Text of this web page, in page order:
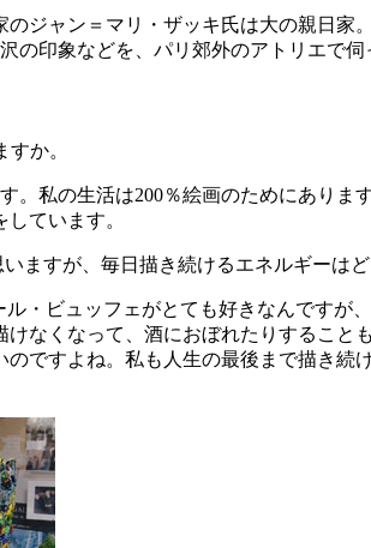
ジャン＝マリ・ザッキ氏は大の親日家。
の印象などを、パリ郊外のアトリエで伺
か。
。私の生活は200％絵画のためにあり
ています。
すが、毎日描き続けるエネルギーはど
・ビュッフェがとても好きなんですが
なくなって、酒におぼれたりするこ
ですよね。私も人生の最後まで描き